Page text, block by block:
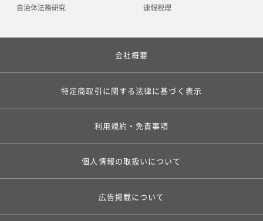
自治体法務研究
速報税理
会社概要
特定商取引に関する法律に基づく表示
利用規約・免責事項
個人情報の取扱いについて
広告掲載について